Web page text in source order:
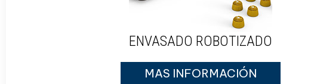
ENVASADO ROBOTIZADO
MAS INFORMACIÓN